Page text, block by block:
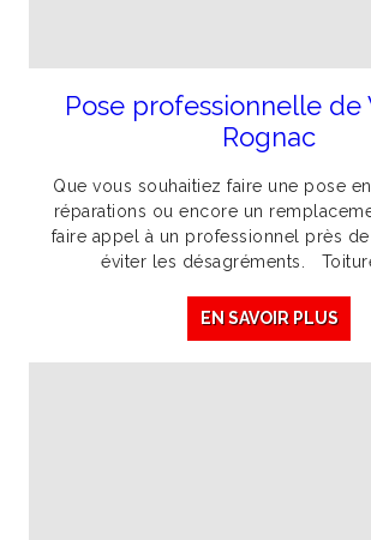
Pose professionnelle de
Rognac
Que vous souhaitiez faire une pose
réparations ou encore un
faire appel à un professionnel près
éviter les désagréments. Toiture
EN SAVOIR PLUS